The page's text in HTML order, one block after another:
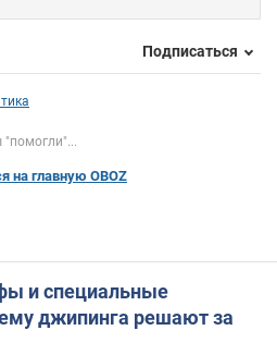
Подписаться
"помогли"...
на главную OBOZ
и специальные
джипинга решают за